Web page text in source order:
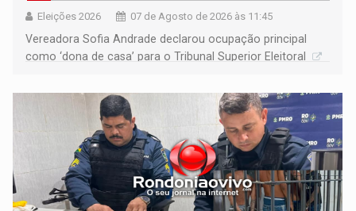
Eleições 2026 07 de Agosto de 2026 às 11:45
Vereadora Sofia Andrade declarou ocupação principal
como ‘dona de casa’ para o Tribunal Superior Eleitoral